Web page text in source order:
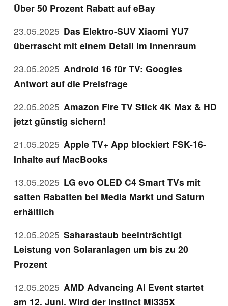
Über 50 Prozent Rabatt auf eBay
23.05.2025 Das Elektro-SUV Xiaomi YU7
überrascht mit einem Detail im Innenraum
23.05.2025 Android 16 für TV: Googles
Antwort auf die Preisfrage
22.05.2025 Amazon Fire TV Stick 4K Max & HD
jetzt günstig sichern!
21.05.2025 Apple TV+ App blockiert FSK-16-
Inhalte auf MacBooks
13.05.2025 LG evo OLED C4 Smart TVs mit
satten Rabatten bei Media Markt und Saturn
erhältlich
12.05.2025 Saharastaub beeinträchtigt
Leistung von Solaranlagen um bis zu 20
Prozent
12.05.2025 AMD Advancing AI Event startet
am 12. Juni. Wird der Instinct MI335X